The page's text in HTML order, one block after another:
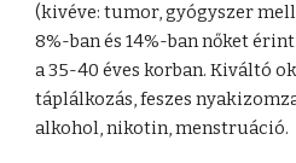
(kivéve: tumor, gyógyszer
8%-ban és 14%-ban nőket
a 35-40 éves korban. Kiváltó
táplálkozás, feszes
alkohol, nikotin, menstruáció.